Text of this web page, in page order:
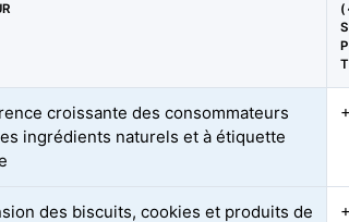
croissante des consommateurs
ingrédients naturels et à étiquette
des biscuits, cookies et produits de